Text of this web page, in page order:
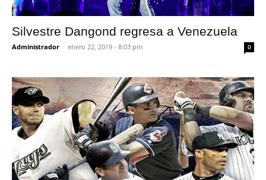
Silvestre Dangond regresa a Venezuela
Administrador - enero 22, 2019 - 8:03 pm 0